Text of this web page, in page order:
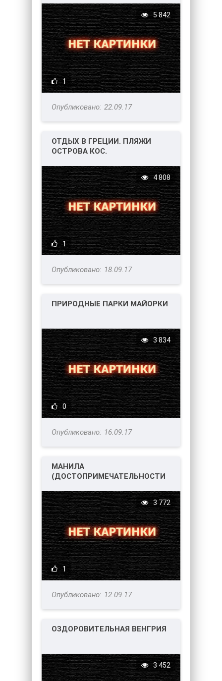
1
5 842
22.09.17
ОТДЫХ В ГРЕЦИИ. ПЛЯЖИ
ОСТРОВА КОС.
1
4 808
18.09.17
ПРИРОДНЫЕ ПАРКИ МАЙОРКИ
0
3 834
16.09.17
МАНИЛА
(ДОСТОПРИМЕЧАТЕЛЬНОСТИ
1
3 772
12.09.17
ОЗДОРОВИТЕЛЬНАЯ ВЕНГРИЯ
3 452